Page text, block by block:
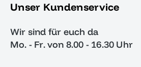
Unser Kundenservice
Wir sind für euch da
Mo. - Fr. von 8.00 - 16.30 Uhr